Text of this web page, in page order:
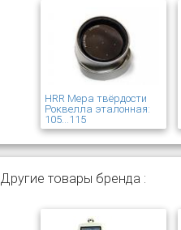
HRR Мера твёрдости
Роквелла эталонная:
105...115
Другие товары бренда :